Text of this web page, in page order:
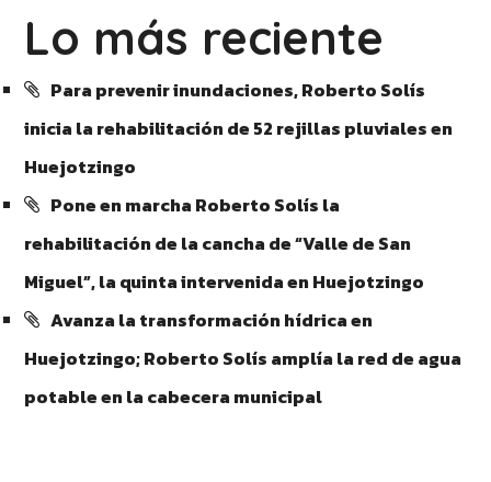
Lo más reciente
Para prevenir inundaciones, Roberto Solís
inicia la rehabilitación de 52 rejillas pluviales en
Huejotzingo
Pone en marcha Roberto Solís la
rehabilitación de la cancha de “Valle de San
Miguel”, la quinta intervenida en Huejotzingo
Avanza la transformación hídrica en
Huejotzingo; Roberto Solís amplía la red de agua
potable en la cabecera municipal